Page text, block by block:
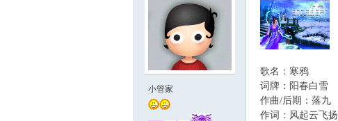
小管家
歌名：寒鸦
词牌：阳春白雪
作曲/后期：落九
作词：风起云飞扬